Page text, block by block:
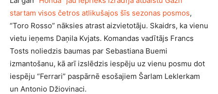
startam visos četros atlikušajos šīs sezonas posmos,
“Toro Rosso” nāksies atrast aizvietotāju. Skaidrs, ka vienu
vietu ieņems Daņila Kvjats. Komandas vadītājs Francs
Tosts noliedzis baumas par Sebastiana Buemi
izmantošanu, kā arī izslēdzis iespēju uz vienu posmu dot
iespēju “Ferrari” paspārnē esošajiem Šarlam Leklerkam
un Antonio Džiovinaci.